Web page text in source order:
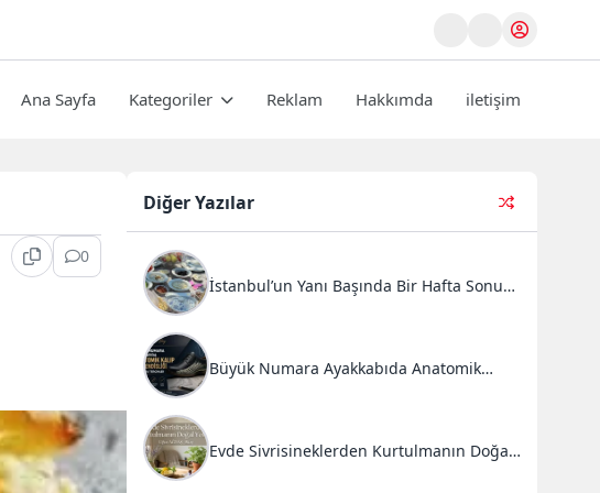
Ana Sayfa Kategoriler Reklam Hakkımda iletişim
0
Diğer Yazılar
İstanbul’un Yanı Başında Bir Hafta Sonu
Büyük Numara Ayakkabıda Anatomik
Evde Sivrisineklerden Kurtulmanın Doğal